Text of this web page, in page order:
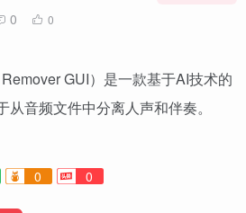
0 0
GUI）是一款基于AI技术的
音频文件中分离人声和伴奏。
0 0